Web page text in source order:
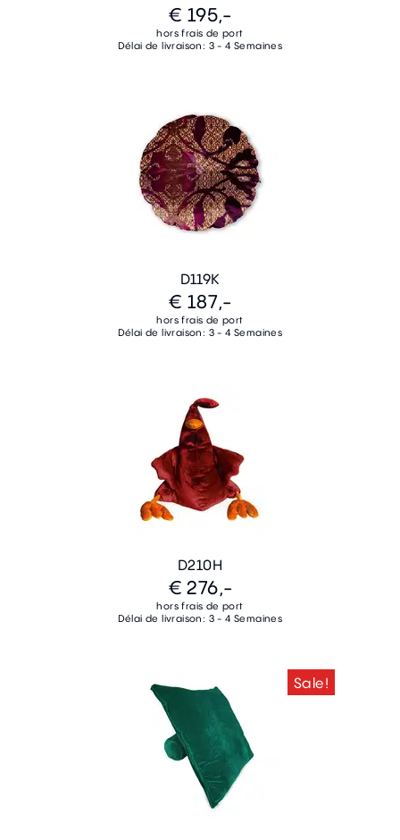
€ 195,-
hors frais de port
Délai de livraison: 3 - 4 Semaines
D119K
€ 187,-
hors frais de port
Délai de livraison: 3 - 4 Semaines
D210H
€ 276,-
hors frais de port
Délai de livraison: 3 - 4 Semaines
Sale!